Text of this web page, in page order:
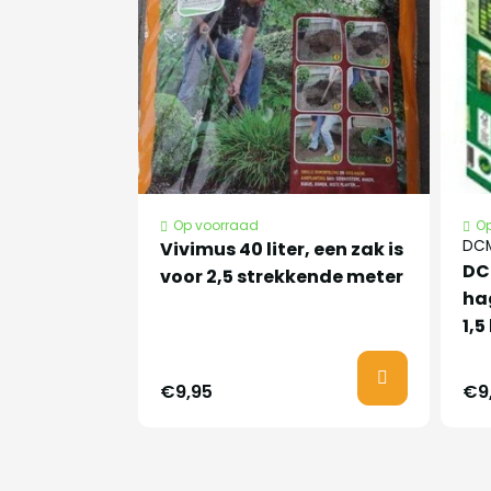
pot of uw geld terug. Volg voor het
aanplant instructie.
Nederlandse
naam
klimop
Latijnse naam
Hedera
Half april tot
Bijzonder
Groeit zowel
grote stukken
Op voorraad
Vivimus 40 liter, een zak is
voor 2,5 strekkende meter
€9,95